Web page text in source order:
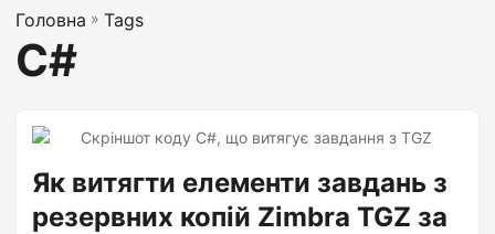
к
н
и
Головна » Tags
C#
Як витягти елементи завдань з
резервних копій Zimbra TGZ за